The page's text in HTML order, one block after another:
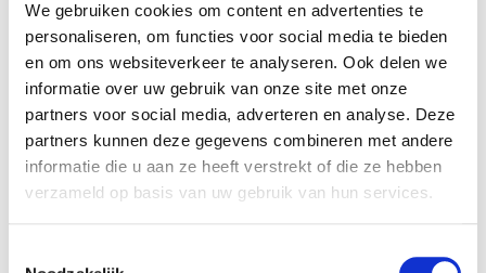
We gebruiken cookies om content en advertenties te
personaliseren, om functies voor social media te bieden
en om ons websiteverkeer te analyseren. Ook delen we
informatie over uw gebruik van onze site met onze
partners voor social media, adverteren en analyse. Deze
partners kunnen deze gegevens combineren met andere
informatie die u aan ze heeft verstrekt of die ze hebben
verzameld op basis van uw gebruik van hun services.
website heeft
bezocht, evenals
data voor het eerste
en meest recente
bezoek. Gebruikt
door Google
Analytics.